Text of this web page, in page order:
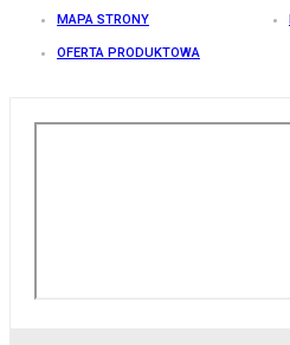
MAPA STRONY
OFERTA PRODUKTOWA